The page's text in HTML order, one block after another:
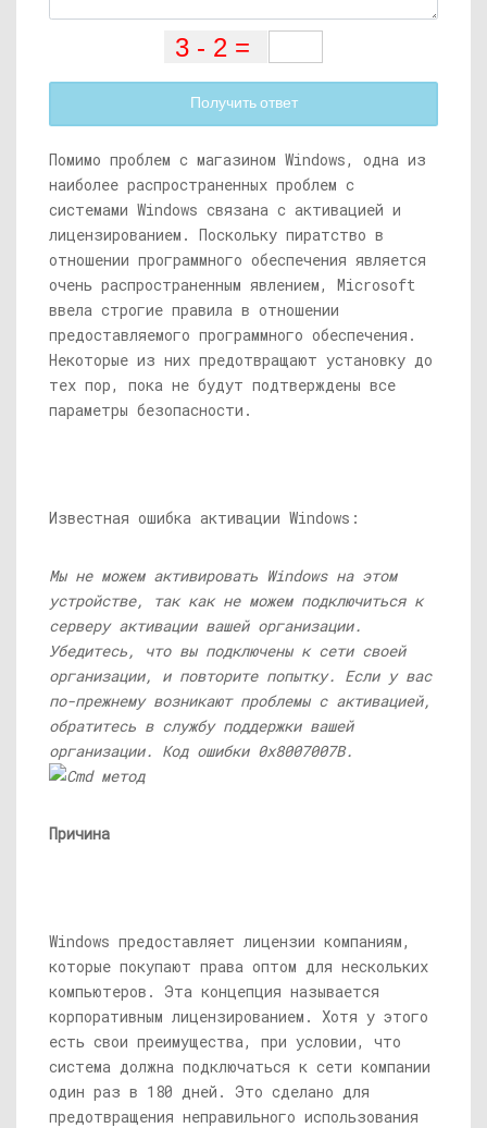
Получить ответ
Помимо проблем с магазином Windows, одна из
наиболее распространенных проблем с
системами Windows связана с активацией и
лицензированием. Поскольку пиратство в
отношении программного обеспечения является
очень распространенным явлением, Microsoft
ввела строгие правила в отношении
предоставляемого программного обеспечения.
Некоторые из них предотвращают установку до
тех пор, пока не будут подтверждены все
параметры безопасности.
Известная ошибка активации Windows:
Мы не можем активировать Windows на этом
устройстве, так как не можем подключиться к
серверу активации вашей организации.
Убедитесь, что вы подключены к сети своей
организации, и повторите попытку. Если у вас
по-прежнему возникают проблемы с активацией,
обратитесь в службу поддержки вашей
организации. Код ошибки 0x8007007B.
Причина
Windows предоставляет лицензии компаниям,
которые покупают права оптом для нескольких
компьютеров. Эта концепция называется
корпоративным лицензированием. Хотя у этого
есть свои преимущества, при условии, что
система должна подключаться к сети компании
один раз в 180 дней. Это сделано для
предотвращения неправильного использования